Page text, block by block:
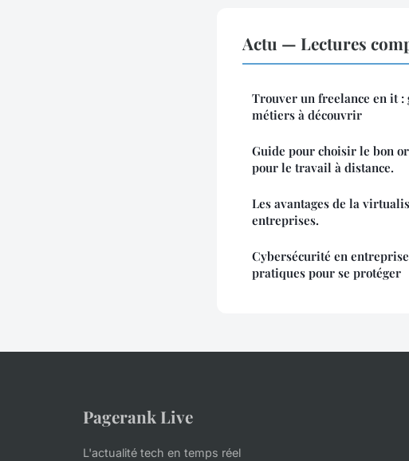
Actu — Lectures
Trouver un freelance en it :
métiers à découvrir
Guide pour choisir le bon
pour le travail à distance.
Les avantages de la
entreprises.
Cybersécurité en
pratiques pour se protéger
Pagerank Live
L'actualité tech en temps réel